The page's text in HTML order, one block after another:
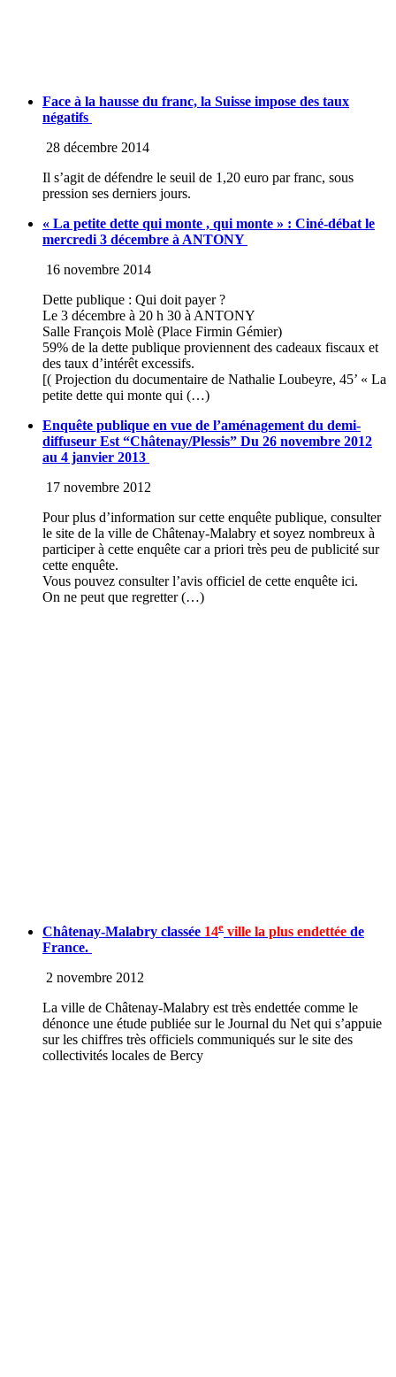
Face à la hausse du franc, la Suisse impose des taux
négatifs
28 décembre 2014
Il s’agit de défendre le seuil de 1,20 euro par franc, sous
pression ses derniers jours.
« La petite dette qui monte , qui monte » : Ciné-débat le
mercredi 3 décembre à ANTONY
16 novembre 2014
Dette publique : Qui doit payer ?
Le 3 décembre à 20 h 30 à ANTONY
Salle François Molè (Place Firmin Gémier)
59% de la dette publique proviennent des cadeaux fiscaux et
des taux d’intérêt excessifs.
[( Projection du documentaire de Nathalie Loubeyre, 45’ « La
petite dette qui monte qui (…)
Enquête publique en vue de l’aménagement du demi-
diffuseur Est “Châtenay/Plessis” Du 26 novembre 2012
au 4 janvier 2013
17 novembre 2012
Pour plus d’information sur cette enquête publique, consulter
le site de la ville de Châtenay-Malabry et soyez nombreux à
participer à cette enquête car a priori très peu de publicité sur
cette enquête.
Vous pouvez consulter l’avis officiel de cette enquête ici.
On ne peut que regretter (…)
Châtenay-Malabry classée 14e ville la plus endettée de
France.
2 novembre 2012
La ville de Châtenay-Malabry est très endettée comme le
dénonce une étude publiée sur le Journal du Net qui s’appuie
sur les chiffres très officiels communiqués sur le site des
collectivités locales de Bercy